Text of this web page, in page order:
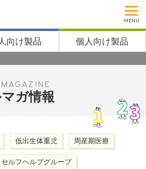
MENU
向け製品 個人向け製品
ガ情報
低出生体重児 周産期医療
セルフヘルプグループ